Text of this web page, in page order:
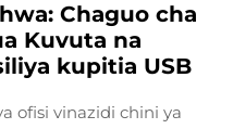
Chaguo cha
Kuvuta na
kupitia USB
ofisi vinazidi chini ya